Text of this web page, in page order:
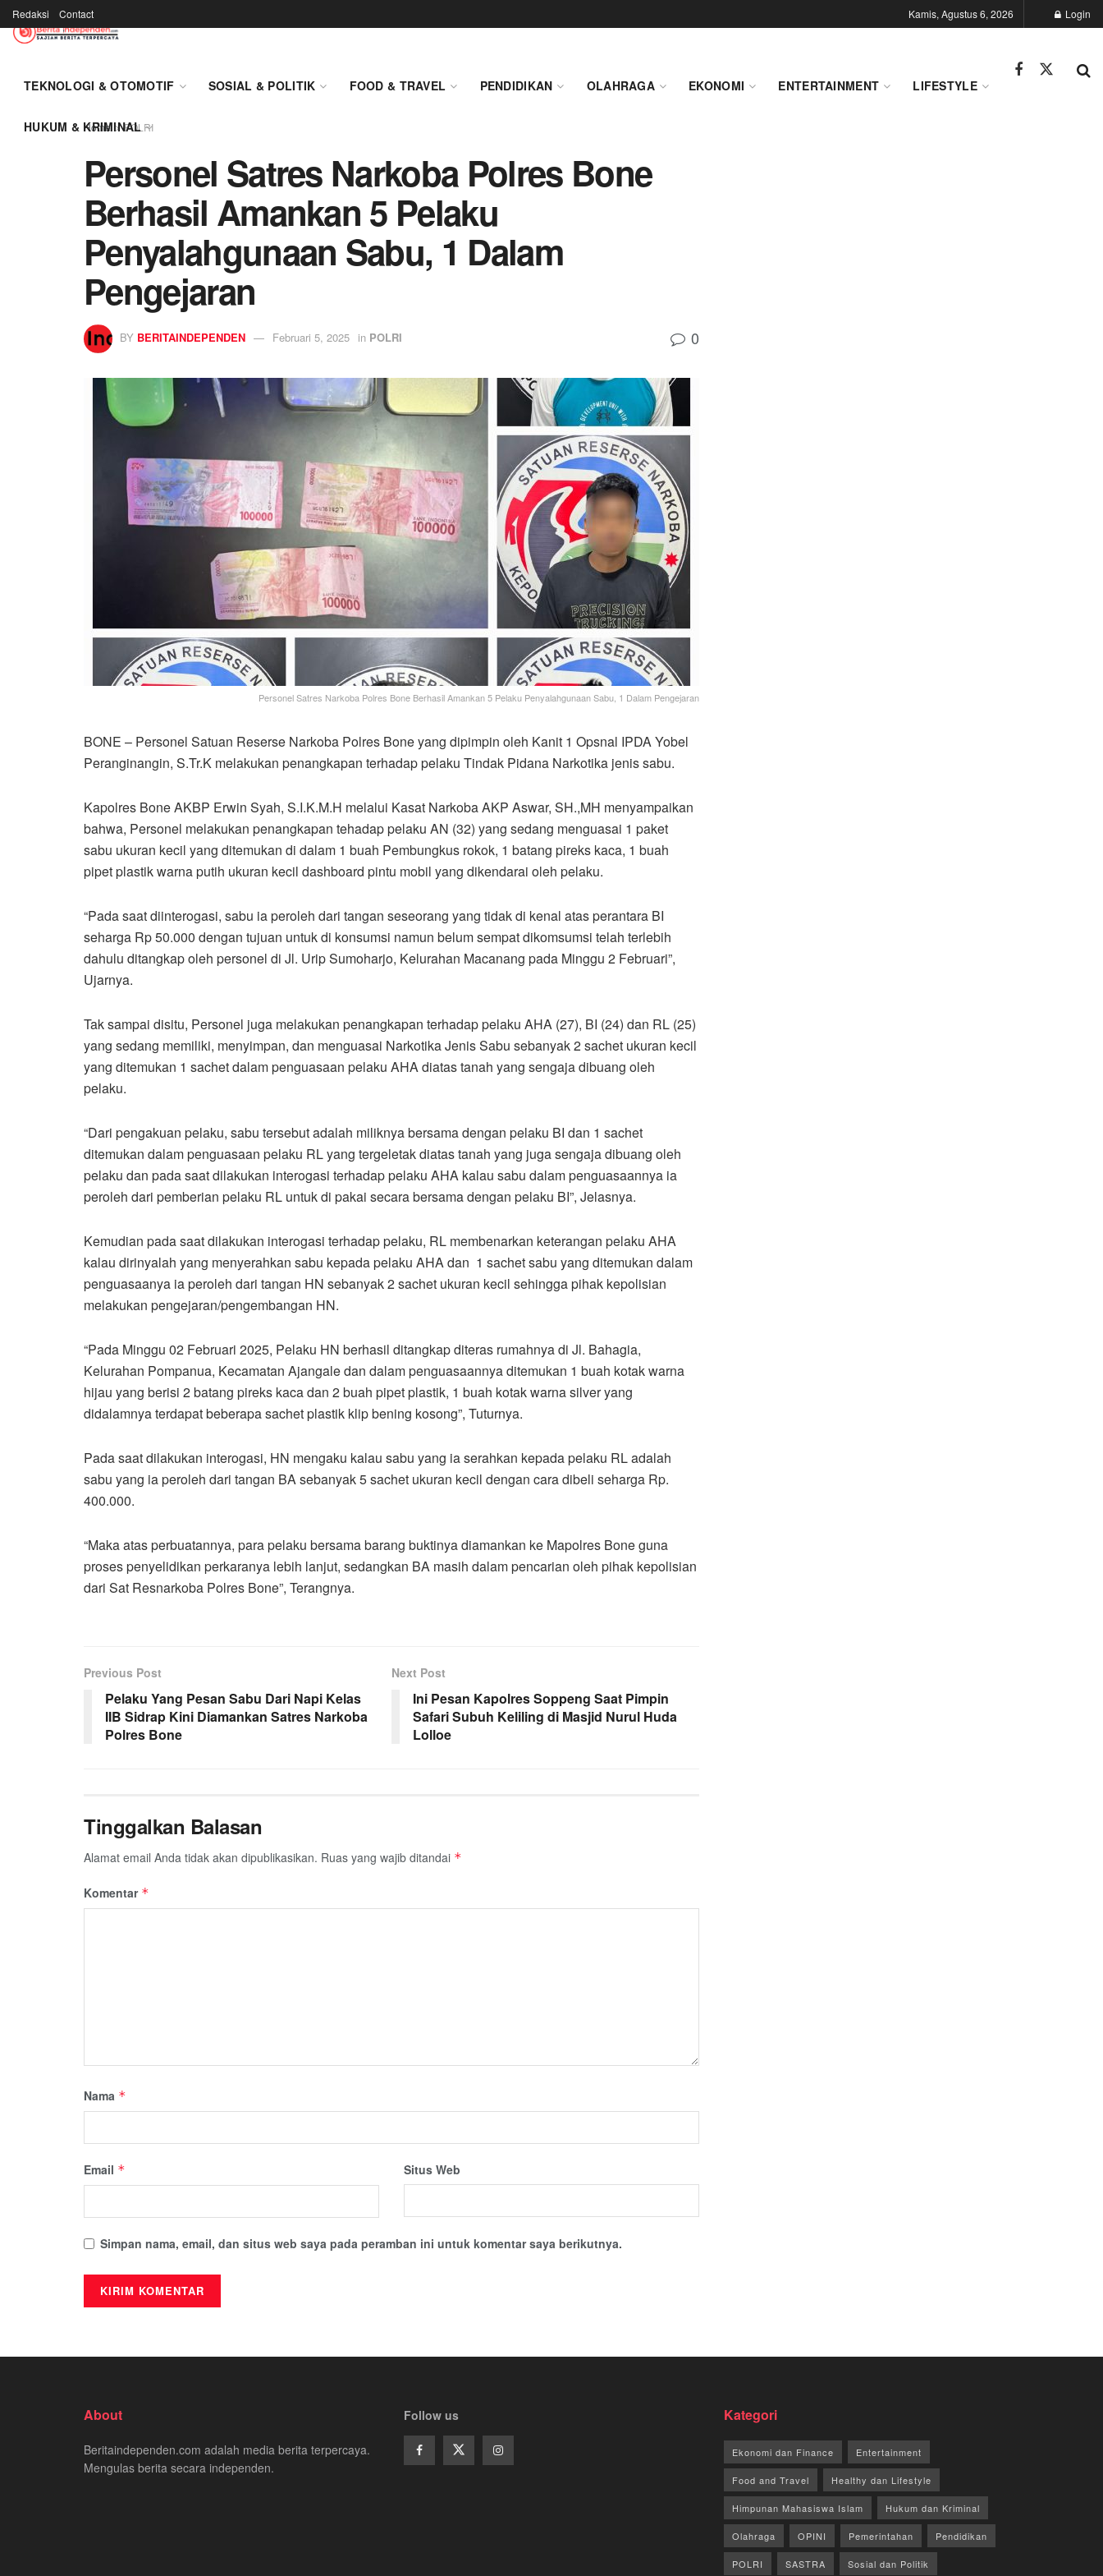
Redaksi Contact Kamis, Agustus 6, 2026 Login
TEKNOLOGI & OTOMOTIF SOSIAL & POLITIK FOOD & TRAVEL PENDIDIKAN OLAHRAGA EKONOMI ENTERTAINMENT LIFESTYLE
HUKUM & KRIMINAL
Home POLRI
Personel Satres Narkoba Polres Bone
Berhasil Amankan 5 Pelaku
Penyalahgunaan Sabu, 1 Dalam
Pengejaran
BY BERITAINDEPENDEN Februari 5, 2025 in POLRI 0
Personel Satres Narkoba Polres Bone Berhasil Amankan 5 Pelaku Penyalahgunaan Sabu, 1 Dalam Pengejaran
BONE – Personel Satuan Reserse Narkoba Polres Bone yang dipimpin oleh Kanit 1 Opsnal IPDA Yobel
Peranginangin, S.Tr.K melakukan penangkapan terhadap pelaku Tindak Pidana Narkotika jenis sabu.
Kapolres Bone AKBP Erwin Syah, S.I.K.M.H melalui Kasat Narkoba AKP Aswar, SH.,MH menyampaikan
bahwa, Personel melakukan penangkapan tehadap pelaku AN (32) yang sedang menguasai 1 paket
sabu ukuran kecil yang ditemukan di dalam 1 buah Pembungkus rokok, 1 batang pireks kaca, 1 buah
pipet plastik warna putih ukuran kecil dashboard pintu mobil yang dikendarai oleh pelaku.
“Pada saat diinterogasi, sabu ia peroleh dari tangan seseorang yang tidak di kenal atas perantara BI
seharga Rp 50.000 dengan tujuan untuk di konsumsi namun belum sempat dikomsumsi telah terlebih
dahulu ditangkap oleh personel di Jl. Urip Sumoharjo, Kelurahan Macanang pada Minggu 2 Februari”,
Ujarnya.
Tak sampai disitu, Personel juga melakukan penangkapan terhadap pelaku AHA (27), BI (24) dan RL (25)
yang sedang memiliki, menyimpan, dan menguasai Narkotika Jenis Sabu sebanyak 2 sachet ukuran kecil
yang ditemukan 1 sachet dalam penguasaan pelaku AHA diatas tanah yang sengaja dibuang oleh
pelaku.
“Dari pengakuan pelaku, sabu tersebut adalah miliknya bersama dengan pelaku BI dan 1 sachet
ditemukan dalam penguasaan pelaku RL yang tergeletak diatas tanah yang juga sengaja dibuang oleh
pelaku dan pada saat dilakukan interogasi terhadap pelaku AHA kalau sabu dalam penguasaannya ia
peroleh dari pemberian pelaku RL untuk di pakai secara bersama dengan pelaku BI”, Jelasnya.
Kemudian pada saat dilakukan interogasi terhadap pelaku, RL membenarkan keterangan pelaku AHA
kalau dirinyalah yang menyerahkan sabu kepada pelaku AHA dan 1 sachet sabu yang ditemukan dalam
penguasaanya ia peroleh dari tangan HN sebanyak 2 sachet ukuran kecil sehingga pihak kepolisian
melakukan pengejaran/pengembangan HN.
“Pada Minggu 02 Februari 2025, Pelaku HN berhasil ditangkap diteras rumahnya di Jl. Bahagia,
Kelurahan Pompanua, Kecamatan Ajangale dan dalam penguasaannya ditemukan 1 buah kotak warna
hijau yang berisi 2 batang pireks kaca dan 2 buah pipet plastik, 1 buah kotak warna silver yang
didalamnya terdapat beberapa sachet plastik klip bening kosong”, Tuturnya.
Pada saat dilakukan interogasi, HN mengaku kalau sabu yang ia serahkan kepada pelaku RL adalah
sabu yang ia peroleh dari tangan BA sebanyak 5 sachet ukuran kecil dengan cara dibeli seharga Rp.
400.000.
“Maka atas perbuatannya, para pelaku bersama barang buktinya diamankan ke Mapolres Bone guna
proses penyelidikan perkaranya lebih lanjut, sedangkan BA masih dalam pencarian oleh pihak kepolisian
dari Sat Resnarkoba Polres Bone”, Terangnya.
Previous Post
Pelaku Yang Pesan Sabu Dari Napi Kelas
IIB Sidrap Kini Diamankan Satres Narkoba
Polres Bone
Next Post
Ini Pesan Kapolres Soppeng Saat Pimpin
Safari Subuh Keliling di Masjid Nurul Huda
Lolloe
Tinggalkan Balasan
Alamat email Anda tidak akan dipublikasikan. Ruas yang wajib ditandai *
Komentar *
Nama *
Email * Situs Web
Simpan nama, email, dan situs web saya pada peramban ini untuk komentar saya berikutnya.
About
Beritaindependen.com adalah media berita terpercaya.
Mengulas berita secara independen.
Follow us Kategori
Ekonomi dan Finance Entertainment
Food and Travel Healthy dan Lifestyle
Himpunan Mahasiswa Islam Hukum dan Kriminal
Olahraga OPINI Pemerintahan Pendidikan
POLRI SASTRA Sosial dan Politik